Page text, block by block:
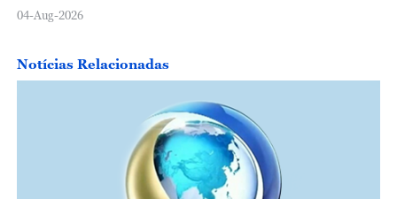
04-Aug-2026
Notícias Relacionadas